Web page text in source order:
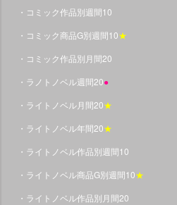
・コミック作品別週間10
・コミック商品G別週間10★
・コミック作品別月間20
・ラノトノベル週間20●
・ライトノベル月間20★
・ライトノベル年間20★
・ライトノベル作品別週間10
・ライトノベル商品G別週間10★
・ライトノベル作品別月間20